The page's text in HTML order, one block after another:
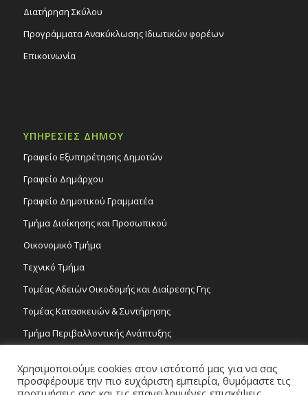
Διατήρηση Σκύλου
Προγράμματα Ανακύκλωσης Ιδιωτικών φορέων
Επικοινωνία
ΥΠΗΡΕΣΙΕΣ ΔΗΜΟΥ
Γραφείο Εξυπηρέτησης Δημοτών
Γραφείο Δημάρχου
Γραφείο Δημοτικού Γραμματέα
Τμήμα Διοίκησης και Προσωπικού
Οικονομικό Τμήμα
Τεχνικό Τμήμα
Τομέας Αδειών Οικοδομής και Διαίρεσης Γης
Τομέας Κατασκευών & Συντήρησης
Τμήμα Περιβαλλοντικής Ανάπτυξης
Τομέας Γραμμάτων και Τεχνών
Χρησιμοποιούμε cookies στον ιστότοπό μας για να σας
προσφέρουμε την πιο ευχάριστη εμπειρία, θυμόμαστε τις